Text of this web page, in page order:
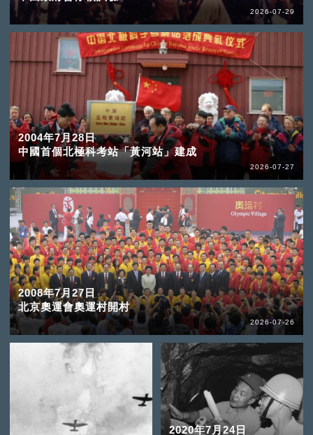
2026-07-29
2004年7月28日
中國首個北極科考站「黃河站」建成
2026-07-27
2008年7月27日
北京奧運會奧運村開村
2026-07-26
2020年7月24日